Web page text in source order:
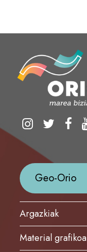
Geo-Orio
Argazkiak
Material grafikoa